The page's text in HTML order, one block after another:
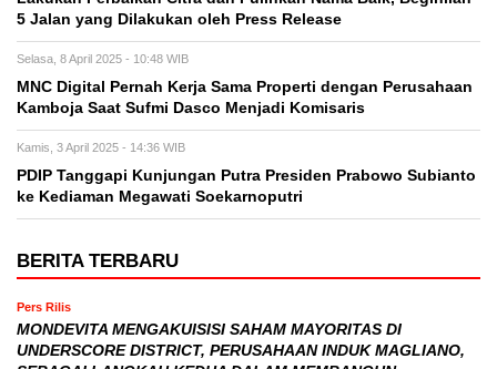
5 Jalan yang Dilakukan oleh Press Release
Selasa, 8 April 2025 - 10:48 WIB
MNC Digital Pernah Kerja Sama Properti dengan Perusahaan
Kamboja Saat Sufmi Dasco Menjadi Komisaris
Kamis, 3 April 2025 - 14:36 WIB
PDIP Tanggapi Kunjungan Putra Presiden Prabowo Subianto
ke Kediaman Megawati Soekarnoputri
BERITA TERBARU
Pers Rilis
MONDEVITA MENGAKUISISI SAHAM MAYORITAS DI
UNDERSCORE DISTRICT, PERUSAHAAN INDUK MAGLIANO,